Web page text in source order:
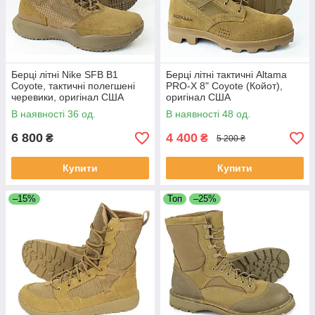
Берці літні Nike SFB B1
Coyote, тактичні полегшені
черевики, оригінал США
В наявності 36 од.
6 800 ₴
Купити
Берці літні тактичні Altama
PRO-X 8" Coyote (Койот),
оригінал США
В наявності 48 од.
4 400 ₴ 5 200 ₴
Купити
–15% Топ –25%